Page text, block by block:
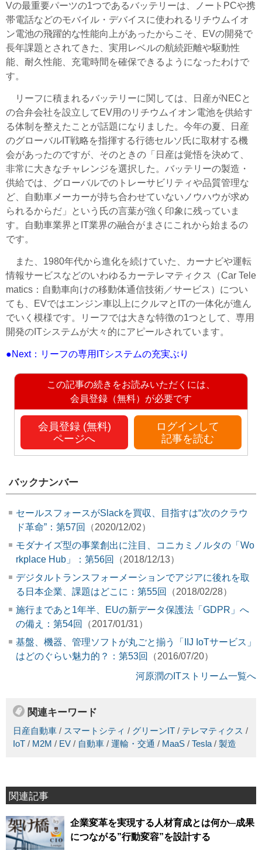
Vの最重要パーツの1つであるバッテリーは、ノートPCや携
帯電話などのモバイル・デバイスに使われるリチウムイオ
ン電池の飛躍的な性能向上があったからこそ、EVの開発で
長年課題とされてきた、実用レベルの航続距離や駆動性
能、耐久性能、充電時間を確保できるようになったわけで
す。
リーフに積まれるバッテリーに関しては、日産がNECと
の合弁会社を設立してEV用のリチウムイオン電池を供給す
る体制を整えたことが話題になりました。今年の夏、日産
のグローバルIT戦略を指揮する行徳セルソ氏に取材する機
会があったのですが、そのときの「日産は覚悟を決めて、
非常に大きなチャレンジを選択した。バッテリーの製造・
供給では、グローバルでのトレーサビリティや品質管理な
ど、自動車メーカーが持ち合わせていないノウハウが求め
られるからだ」という氏の言葉が強く印象に残っていま
す。自動車業界とIT業界の融合がまさにこれから始まるの
です。
また、1980年代から進化を続けていた、カーナビや運転
情報サービスなどのいわゆるカーテレマティクス（Car Tele
matics：自動車向けの移動体通信技術／サービス）につい
ても、EVではエンジン車以上にクルマとITの一体化が進ん
でいく模様です。リーフでは大きな特徴の1つとして、専用
開発のITシステムが大々的にアピールされています。
●Next：リーフの専用ITシステムの充実ぶり
この記事の続きをお読みいただくには、
会員登録（無料）が必要です
会員登録 (無料)
ページへ
ログインして
記事を読む
バックナンバー
セールスフォースがSlackを買収、目指すは“次のクラウ
ド革命”：第57回
（2020/12/02）
モダナイズ型の事業創出に注目、コニカミノルタの「Wo
rkplace Hub」：第56回
（2018/12/13）
デジタルトランスフォーメーションでアジアに後れを取
る日本企業、課題はどこに：第55回
（2018/02/28）
施行まであと1年半、EUの新データ保護法「GDPR」へ
の備え：第54回
（2017/01/31）
基盤、機器、管理ソフトが丸ごと揃う「IIJ IoTサービス」
はどのぐらい魅力的？：第53回
（2016/07/20）
河原潤のITストリーム一覧へ
関連キーワード
日産自動車 / スマートシティ / グリーンIT / テレマティクス /
IoT / M2M / EV / 自動車 / 運輸・交通 / MaaS / Tesla / 製造
関連記事
企業変革を実現する人材育成とは何か─成果
につながる”行動変容”を設計する